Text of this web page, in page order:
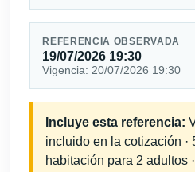
REFERENCIA OBSERVADA
19/07/2026 19:30
Vigencia: 20/07/2026 19:30
Incluye esta referencia:
incluido en la cotización ·
habitación para 2 adultos